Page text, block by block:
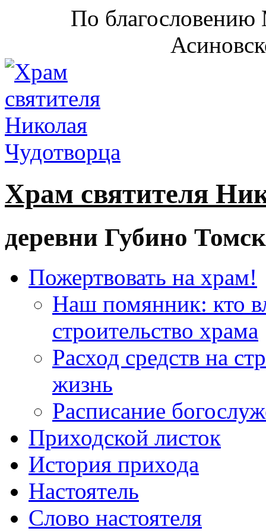
По благословению
Храм святителя
деревни Губино
Пожертвовать на храм!
Наш помянник: кто
строительство храма
Расход средств на
жизнь
Расписание
Приходской листок
История прихода
Настоятель
Слово настоятеля